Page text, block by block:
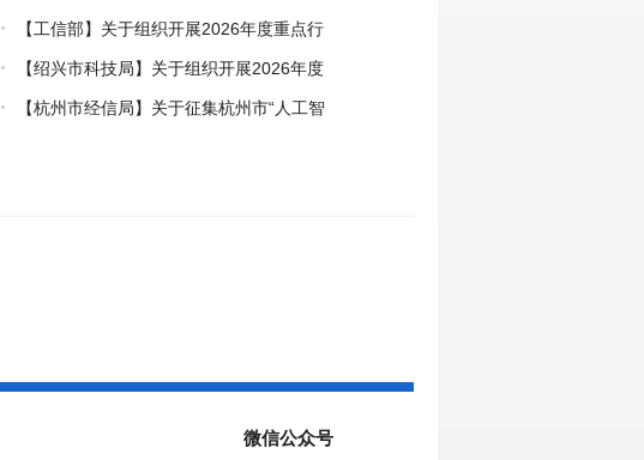
创新对口合作事项的通知
【工信部】关于组织开展2026年度重点行
业能效、碳效领跑者企业推荐工作的通知
【绍兴市科技局】关于组织开展2026年度
市级概念验证中心申报工作的通知
【杭州市经信局】关于征集杭州市“人工智
微信公众号